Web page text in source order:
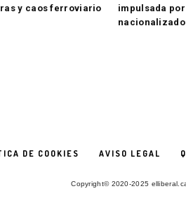
y caos ferroviario
impulsada
DE COOKIES AVISO LEGAL
Copyright© 2020-2025